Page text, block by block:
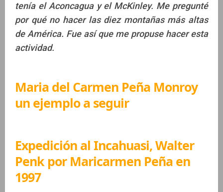
tenía el Aconcagua y el McKinley. Me pregunté
por qué no hacer las diez montañas más altas
de América. Fue así que me propuse hacer esta
actividad.
Maria del Carmen Peña Monroy
un ejemplo a seguir
Expedición al Incahuasi, Walter
Penk por Maricarmen Peña en
1997